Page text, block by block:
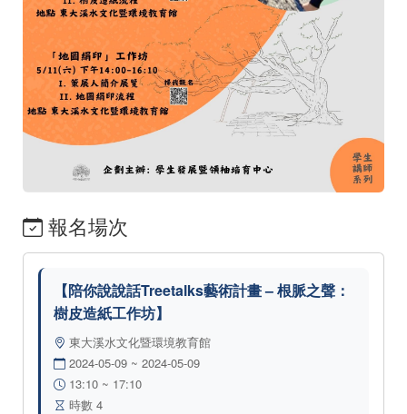
報名場次
【陪你說說話Treetalks藝術計畫 – 根脈之聲：
樹皮造紙工作坊】
東大溪水文化暨環境教育館
2024-05-09 ~ 2024-05-09
13:10 ~ 17:10
時數 4